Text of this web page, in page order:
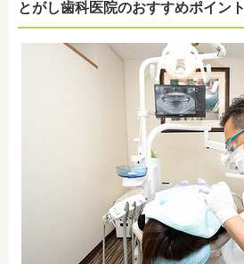
とがし歯科医院のおすすめポイント